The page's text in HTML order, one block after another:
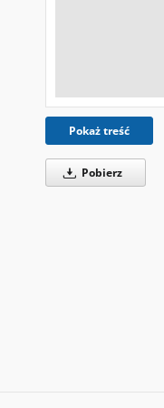
Pokaż treść
Pobierz